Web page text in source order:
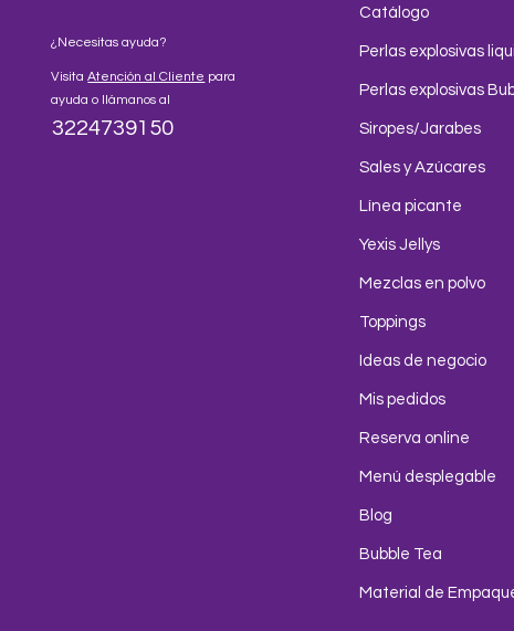
¿Necesitas ayuda?
VisitaAtención al Cliente para
ayuda o llámanos al
3224739150
Catálogo
Perlas explosivas
Perlas explosivas
Siropes/Jarabes
Sales y Azúcares
Línea picante
Yexis Jellys
Mezclas en polvo
Toppings
Ideas de negocio
Mis pedidos
Reserva online
Menú desplegable
Blog
Bubble Tea
Material de